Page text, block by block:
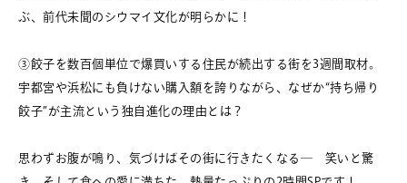
ぶ、前代未聞のシウマイ文化が明らかに！
③餃子を数百個単位で爆買いする住民が続出する街を3週間取材。
宇都宮や浜松にも負けない購入額を誇りながら、なぜか“持ち帰り
餃子”が主流という独自進化の理由とは？
思わずお腹が鳴り、気づけばその街に行きたくなる― 笑いと驚